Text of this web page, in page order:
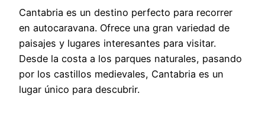
Cantabria es un destino perfecto para recorrer
en autocaravana. Ofrece una gran variedad de
paisajes y lugares interesantes para visitar.
Desde la costa a los parques naturales, pasando
por los castillos medievales, Cantabria es un
lugar único para descubrir.